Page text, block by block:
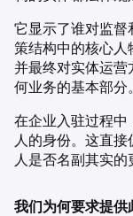
它显示了谁对监
策结构中的核心人
并最终对实体运
何业务的基本部分。
在企业入驻过程
人的身份。这直
人是否名副其实的
我们为何要求提供